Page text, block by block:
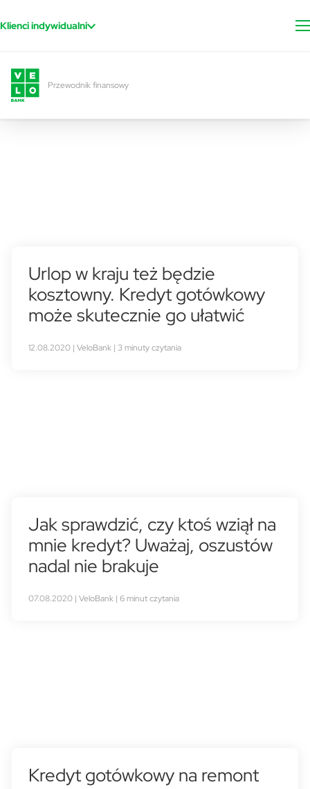
Klienci indywidualni
Przewodnik finansowy
Urlop w kraju też będzie
kosztowny. Kredyt gotówkowy
może skutecznie go ułatwić
12.08.2020 | VeloBank | 3 minuty czytania
Jak sprawdzić, czy ktoś wziął na
mnie kredyt? Uważaj, oszustów
nadal nie brakuje
07.08.2020 | VeloBank | 6 minut czytania
Kredyt gotówkowy na remont